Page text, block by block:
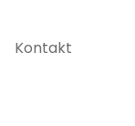
Kontakt